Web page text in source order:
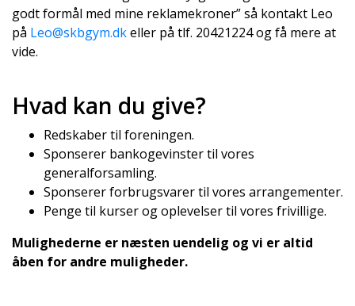
godt formål med mine reklamekroner” så kontakt Leo
på Leo@skbgym.dkeller på tlf. 20421224 og få mere at
vide.
Hvad kan du give?
Redskaber til foreningen.
Sponserer bankogevinster til vores
generalforsamling.
Sponserer forbrugsvarer til vores arrangementer.
Penge til kurser og oplevelser til vores frivillige.
Mulighederne er næsten uendelig og vi er altid
åben for andre muligheder.